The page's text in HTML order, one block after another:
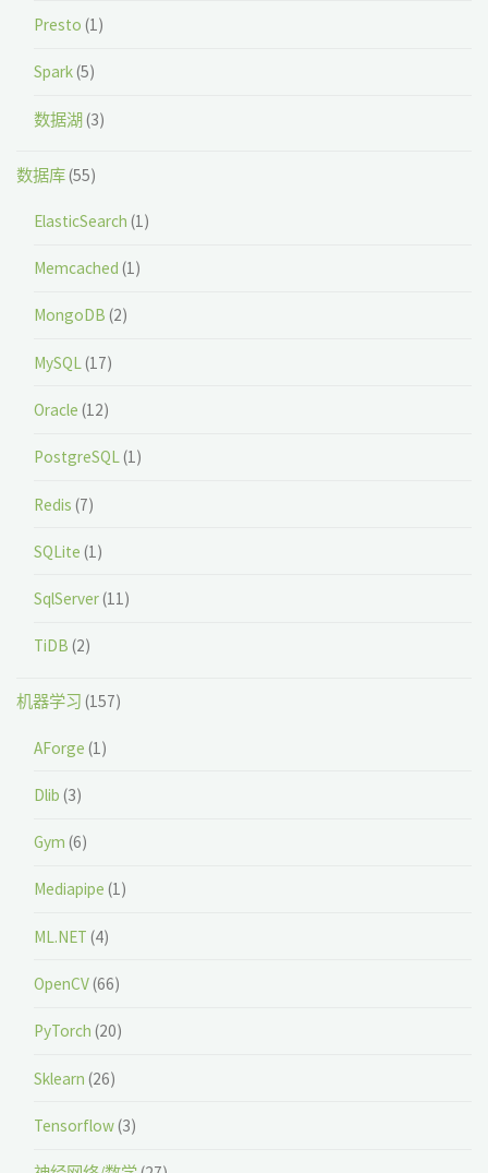
Presto (1)
Spark(5)
数据湖(3)
数据库(55)
ElasticSearch (1)
Memcached (1)
MongoDB (2)
MySQL (17)
Oracle (12)
PostgreSQL(1)
Redis (7)
SQLite (1)
SqlServer(11)
TiDB (2)
机器学习 (157)
AForge (1)
Dlib (3)
Gym (6)
Mediapipe (1)
ML.NET (4)
OpenCV(66)
PyTorch (20)
Sklearn (26)
Tensorflow(3)